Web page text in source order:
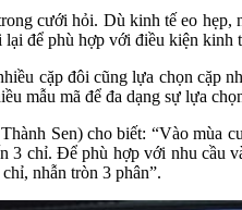
cưới hỏi. Dù kinh tế eo
để phù hợp với điều kiện kinh
cặp đôi cũng lựa chọn cặp
mẫu mã để đa dạng sự lựa
Sen) cho biết: “Vào mùa
chỉ. Để phù hợp với nhu cầu
nhẫn tròn 3 phân”.